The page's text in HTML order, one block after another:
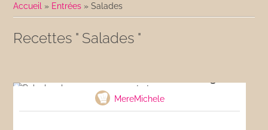
Accueil » Entrées »Salades
Recettes " Salades "
MereMichele